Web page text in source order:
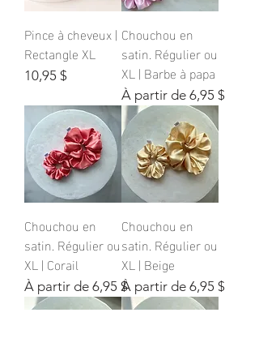
Pince à cheveux |
Rectangle XL
Prix
10,95 $
Chouchou en
satin. Régulier ou
XL | Barbe à papa
À partir de 6,95 $
Prix promotionnel
Chouchou en
satin. Régulier ou
XL | Corail
À partir de 6,95 $
Prix promotionnel
Chouchou en
satin. Régulier ou
XL | Beige
À partir de 6,95 $
Prix promotionnel